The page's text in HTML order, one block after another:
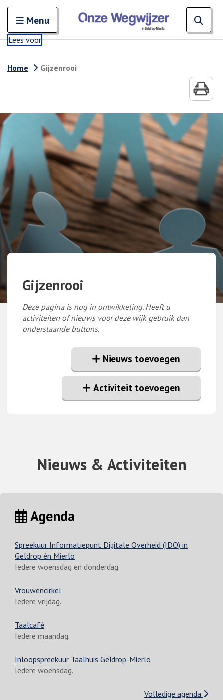
Open en sluit het
Menu
Lees voor
Home Gijzenrooi
Gijzenrooi
Deze pagina is nog in ontwikkeling. Heeft u
activiteiten of nieuws voor deze wijk gebruik dan
onderstaande buttons.
Nieuws toevoegen
Activiteit toevoegen
Nieuws & Activiteiten
Agenda
Spreekuur Informatiepunt Digitale Overheid (IDO) in
Geldrop én Mierlo
Iedere woensdag en donderdag.
Vrouwencirkel
Iedere vrijdag.
Taalcafé
Iedere maandag.
Inloopspreekuur Taalhuis Geldrop-Mierlo
Iedere woensdag.
Volledige agenda